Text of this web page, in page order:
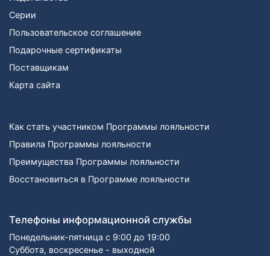
Серии
Пользовательское соглашение
Подарочные сертификаты
Поставщикам
Карта сайта
Как стать участником Программы лояльности
Правила Программы лояльности
Преимущества Программы лояльности
Восстановиться в Программе лояльности
Телефоны информационной службы
Понедельник-пятница с 9:00 до 19:00
Суббота, воскресенье - выходной